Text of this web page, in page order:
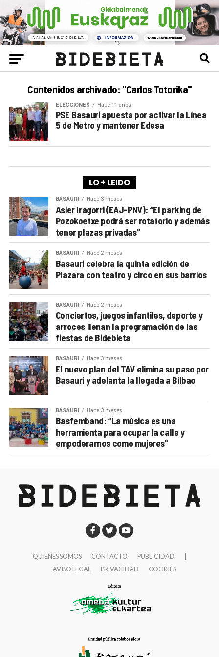
Contenidos archivado: "Carlos Totorika"
ELECCIONES Hace 11 años
PSE Basauri apuesta por activar la Línea
5 de Metro y mantener Edesa
LO + LEIDO
BASAURI Hace 3 meses
Asier Iragorri (EAJ-PNV): “El parking de
Pozokoetxe podrá ser rotatorio y además
tener plazas privadas”
BASAURI Hace 2 meses
Basauri celebra la quinta edición de
Plazara con teatro y circo en sus barrios
BASAURI Hace 2 meses
Conciertos, juegos infantiles, deporte y
arroces llenan la programación de las
fiestas de Bidebieta
BASAURI Hace 3 meses
El nuevo plan del TAV elimina su paso por
Basauri y adelanta la llegada a Bilbao
BASAURI Hace 3 meses
Basfemband: “La música es una
herramienta para ocupar la calle y
empoderarnos como mujeres”
QUIÉNES SOMOS CONTACTO PUBLICIDAD
AVISO LEGAL
PRIVACIDAD COOKIES